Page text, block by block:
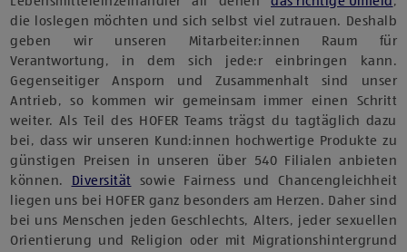
die loslegen möchten und sich selbst viel zutrauen. Deshalb
geben wir unseren Mitarbeiter:innen Raum für
Verantwortung, in dem sich jede:r einbringen kann.
Gegenseitiger Ansporn und Zusammenhalt sind unser
Antrieb, so kommen wir gemeinsam immer einen Schritt
weiter. Als Teil des HOFER Teams trägst du tagtäglich dazu
bei, dass wir unseren Kund:innen hochwertige Produkte zu
günstigen Preisen in unseren über 540 Filialen anbieten
können. Diversität sowie Fairness und Chancengleichheit
liegen uns bei HOFER ganz besonders am Herzen. Daher sind
bei uns Menschen jeden Geschlechts, Alters, jeder sexuellen
Orientierung und Religion oder mit Migrationshintergrund